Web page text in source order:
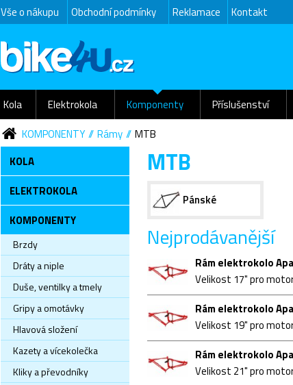
Vše o nákupu Obchodní podmínky Reklamace Kontakt
Kola Elektrokola Komponenty Příslušenství
KOMPONENTY
Rámy
MTB
KOLA
ELEKTROKOLA
KOMPONENTY
Brzdy
Dráty a niple
Duše, ventilky a tmely
Gripy a omotávky
Hlavová složení
Kazety a vícekolečka
Kliky a převodníky
MTB
Pánské
Nejprodávanější
Rám elektrokolo
Velikost 17" pro
Rám elektrokolo
Velikost 19" pro
Rám elektrokolo
Velikost 21" pro